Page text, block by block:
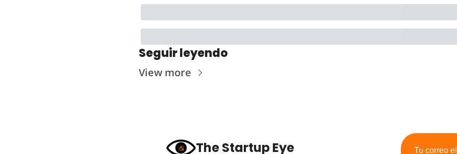
Seguir leyendo
View more
The Startup Eye